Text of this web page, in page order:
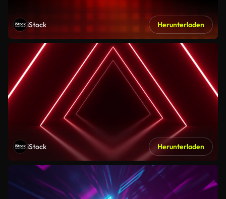
iStock Herunterladen
iStock Herunterladen